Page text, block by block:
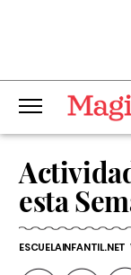
esta
ESCUELAINFANTIL.NET